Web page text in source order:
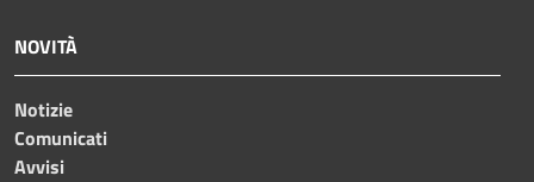
NOVITÀ
Notizie
Comunicati
Avvisi